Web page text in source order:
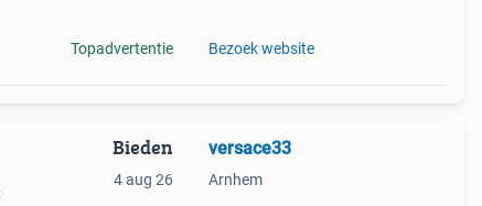
Topadvertentie Bezoek website
Bieden
4 aug 26
versace33
Arnhem